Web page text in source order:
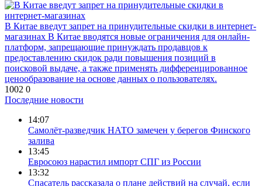
В Китае введут запрет на принудительные скидки в интернет-
магазинах В Китае вводятся новые ограничения для онлайн-
платформ, запрещающие принуждать продавцов к
предоставлению скидок ради повышения позиций в
поисковой выдаче, а также применять дифференцированное
ценообразование на основе данных о пользователях.
1002 0
Версия //Конфликт
Монополия вкладывалась-
вкладывалась в Армению и
довкладывалась